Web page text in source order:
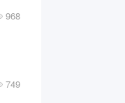
968
749